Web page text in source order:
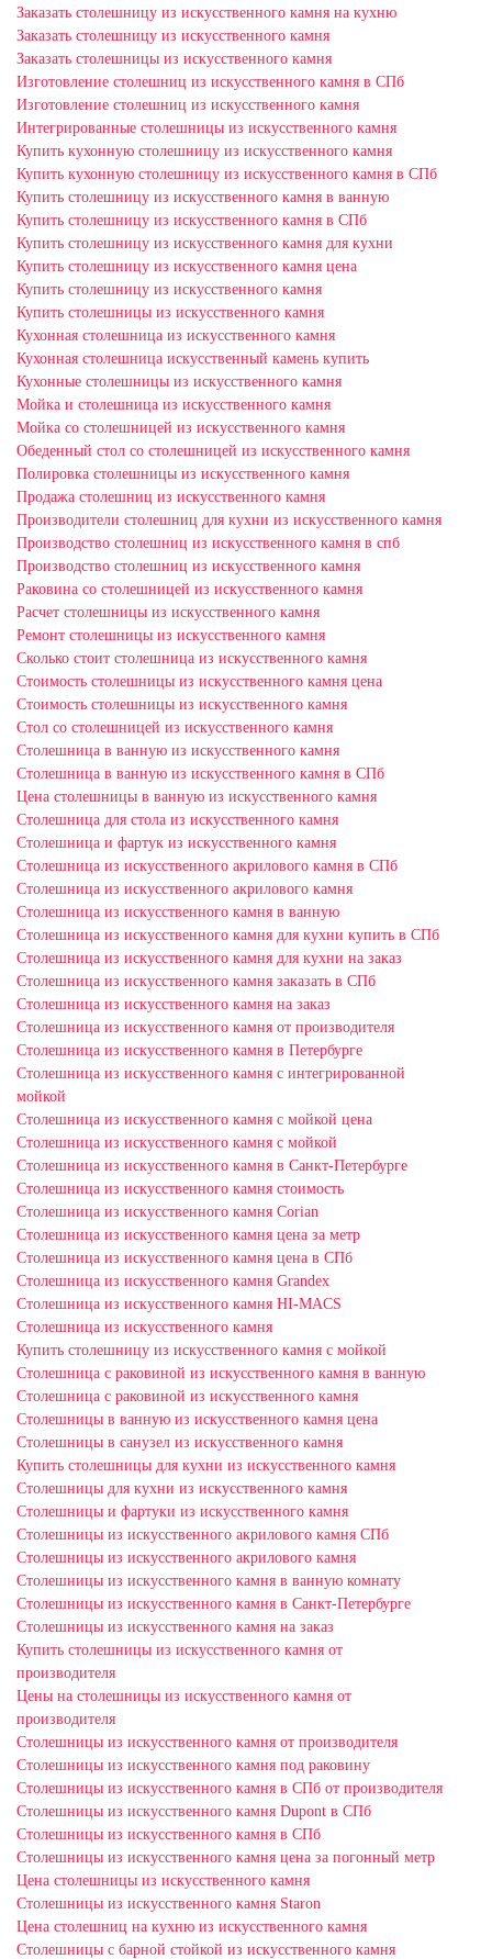
Заказать столешницу из искусственного камня на кухню
Заказать столешницу из искусственного камня
Заказать столешницы из искусственного камня
Изготовление столешниц из искусственного камня в СПб
Изготовление столешниц из искусственного камня
Интегрированные столешницы из искусственного камня
Купить кухонную столешницу из искусственного камня
Купить кухонную столешницу из искусственного камня в СПб
Купить столешницу из искусственного камня в ванную
Купить столешницу из искусственного камня в СПб
Купить столешницу из искусственного камня для кухни
Купить столешницу из искусственного камня цена
Купить столешницу из искусственного камня
Купить столешницы из искусственного камня
Кухонная столешница из искусственного камня
Кухонная столешница искусственный камень купить
Кухонные столешницы из искусственного камня
Мойка и столешница из искусственного камня
Мойка со столешницей из искусственного камня
Обеденный стол со столешницей из искусственного камня
Полировка столешницы из искусственного камня
Продажа столешниц из искусственного камня
Производители столешниц для кухни из искусственного камня
Производство столешниц из искусственного камня в спб
Производство столешниц из искусственного камня
Раковина со столешницей из искусственного камня
Расчет столешницы из искусственного камня
Ремонт столешницы из искусственного камня
Сколько стоит столешница из искусственного камня
Стоимость столешницы из искусственного камня цена
Стоимость столешницы из искусственного камня
Стол со столешницей из искусственного камня
Столешница в ванную из искусственного камня
Столешница в ванную из искусственного камня в СПб
Цена столешницы в ванную из искусственного камня
Столешница для стола из искусственного камня
Столешница и фартук из искусственного камня
Столешница из искусственного акрилового камня в СПб
Столешница из искусственного акрилового камня
Столешница из искусственного камня в ванную
Столешница из искусственного камня для кухни купить в СПб
Столешница из искусственного камня для кухни на заказ
Столешница из искусственного камня заказать в СПб
Столешница из искусственного камня на заказ
Столешница из искусственного камня от производителя
Столешница из искусственного камня в Петербурге
Столешница из искусственного камня с интегрированной
мойкой
Столешница из искусственного камня с мойкой цена
Столешница из искусственного камня с мойкой
Столешница из искусственного камня в Санкт-Петербурге
Столешница из искусственного камня стоимость
Столешница из искусственного камня Сorian
Столешница из искусственного камня цена за метр
Столешница из искусственного камня цена в СПб
Столешница из искусственного камня Grandex
Столешница из искусственного камня HI-MACS
Столешница из искусственного камня
Купить столешницу из искусственного камня с мойкой
Столешница с раковиной из искусственного камня в ванную
Столешница с раковиной из искусственного камня
Столешницы в ванную из искусственного камня цена
Столешницы в санузел из искусственного камня
Купить столешницы для кухни из искусственного камня
Столешницы для кухни из искусственного камня
Столешницы и фартуки из искусственного камня
Столешницы из искусственного акрилового камня СПб
Столешницы из искусственного акрилового камня
Столешницы из искусственного камня в ванную комнату
Столешницы из искусственного камня в Санкт-Петербурге
Столешницы из искусственного камня на заказ
Купить столешницы из искусственного камня от
производителя
Цены на столешницы из искусственного камня от
производителя
Столешницы из искусственного камня от производителя
Столешницы из искусственного камня под раковину
Столешницы из искусственного камня в СПб от производителя
Столешницы из искусственного камня Dupont в СПб
Столешницы из искусственного камня в СПб
Столешницы из искусственного камня цена за погонный метр
Цена столешницы из искусственного камня
Столешницы из искусственного камня Staron
Цена столешниц на кухню из искусственного камня
Столешницы с барной стойкой из искусственного камня